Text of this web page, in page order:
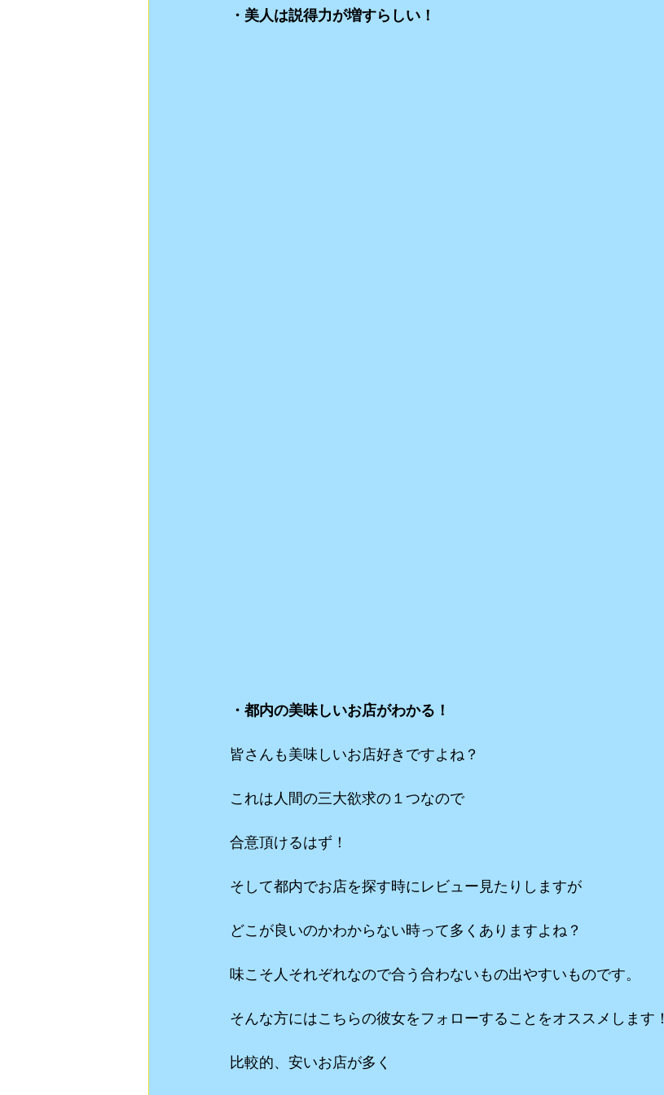
・美人は説得力が増すらしい！
・都内の美味しいお店がわかる！
皆さんも美味しいお店好きですよね？
これは人間の三大欲求の１つなので
合意頂けるはず！
そして都内でお店を探す時にレビュー見たりしますが
どこが良いのかわからない時って多くありますよね？
味こそ人それぞれなので合う合わないもの出やすいものです。
そんな方にはこちらの彼女をフォローすることをオススメします！
比較的、安いお店が多く